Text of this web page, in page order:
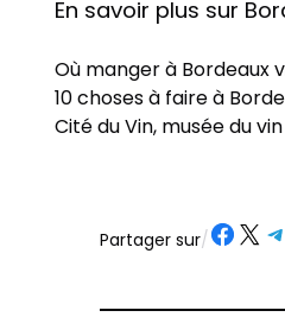
En savoir plus sur
Où manger à Bordeaux
10 choses à faire à
Cité du Vin, musée du
Partager sur/ Partager sur
Partager sur X